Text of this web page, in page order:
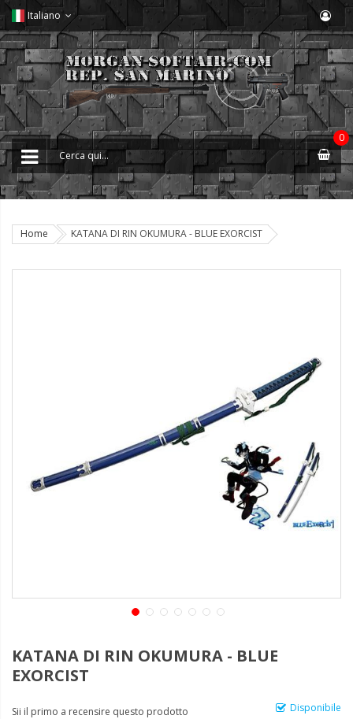
Italiano
0
Home KATANA DI RIN OKUMURA - BLUE EXORCIST
KATANA DI RIN OKUMURA - BLUE
EXORCIST
Disponibile
Sii il primo a recensire questo prodotto